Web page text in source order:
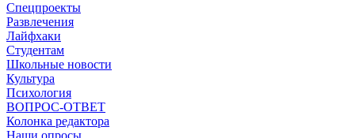
Спецпроекты
Развлечения
Лайфхаки
Студентам
Школьные новости
Культура
Психология
ВОПРОС-ОТВЕТ
Колонка редактора
Наши опросы